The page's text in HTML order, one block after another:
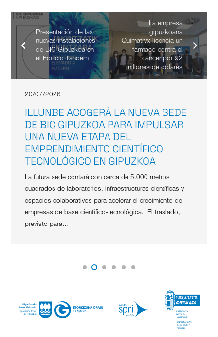
Presentación de las
nuevas instalaciones
de BIC Gipuzkoa en
el Edificio Tandem
La empresa
gipuzkoana
Quimatryx licencia un
fármaco contra el
cáncer por 92
millones de dólares
20/07/2026
ILLUNBE ACOGERÁ LA NUEVA SEDE
DE BIC GIPUZKOA PARA IMPULSAR
UNA NUEVA ETAPA DEL
EMPRENDIMIENTO CIENTÍFICO-
TECNOLÓGICO EN GIPUZKOA
La futura sede contará con cerca de 5.000 metros
cuadrados de laboratorios, infraestructuras científicas y
espacios colaborativos para acelerar el crecimiento de
empresas de base científico-tecnológica. El traslado,
previsto para…